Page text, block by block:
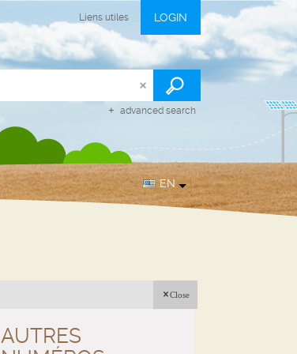
Liens utiles LOGIN
advanced search
EN
Close
AUTRES